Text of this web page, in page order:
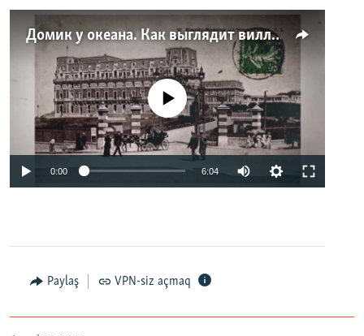
Домик у океана. Как выглядит вилла для Людмилы Путиной – репортаж с юга Франции
No media source currently available
0:00 6:04
Paylaş VPN-siz açmaq